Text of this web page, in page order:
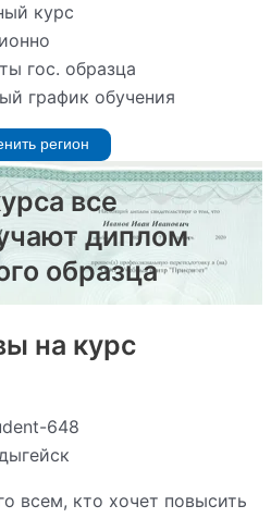
курс
гос. образца
график обучения
все
диплом
образца
на курс
648
всем, кто хочет повысить